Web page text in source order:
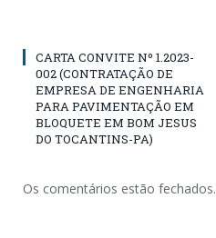
CARTA CONVITE Nº 1.2023-
002 (CONTRATAÇÃO DE
EMPRESA DE ENGENHARIA
PARA PAVIMENTAÇÃO EM
BLOQUETE EM BOM JESUS
DO TOCANTINS-PA)
Os comentários estão fechados.